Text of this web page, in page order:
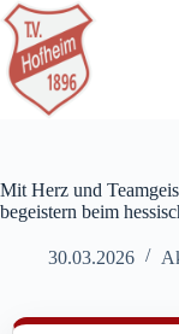
Zum
Inhalt
springen
Mit Herz und
begeistern beim
30.03.2026